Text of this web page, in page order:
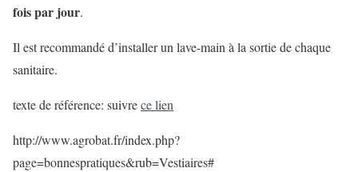
fois par jour.
Il est recommandé d’installer un lave-main à la sortie de chaque
sanitaire.
texte de référence: suivrece lien
http://www.agrobat.fr/index.php?
page=bonnespratiques&rub=Vestiaires#